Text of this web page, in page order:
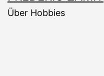
Über Hobbies